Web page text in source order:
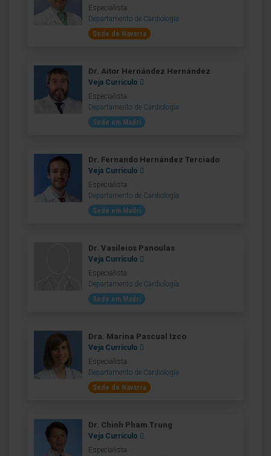
Especialista
Departamento de Cardiología
Sede de Navarra
Dr. Aitor Hernández Hernández
Veja Currículo
Especialista
Departamento de Cardiología
Sede em Madri
Dr. Fernando Hernández Terciado
Veja Currículo
Especialista
Departamento de Cardiología
Sede em Madri
Dr. Vasileios Panoulas
Veja Currículo
Especialista
Departamento de Cardiología
Sede em Madri
Dra. Marina Pascual Izco
Veja Currículo
Especialista
Departamento de Cardiología
Sede de Navarra
Dr. Chinh Pham Trung
Veja Currículo
Especialista